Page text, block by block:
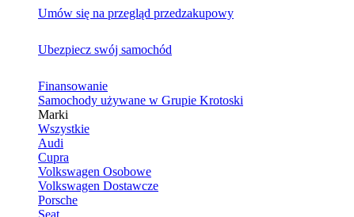
Umów się na przegląd przedzakupowy
Ubezpiecz swój samochód
Finansowanie
Samochody używane w Grupie Krotoski
Marki
Wszystkie
Audi
Cupra
Volkswagen Osobowe
Volkswagen Dostawcze
Porsche
Seat